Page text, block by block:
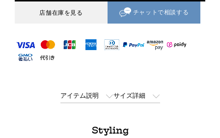
店舗在庫を見る チャットで相談する
アイテム説明 サイズ詳細
Styling